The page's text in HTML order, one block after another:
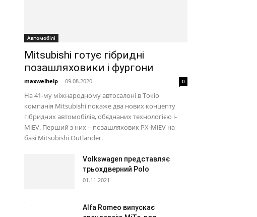
Автомобілі
Mitsubishi готує гібридні
позашляховики і фургони
maxwelhelp - 09.08.2020 0
На 41-му міжнародному автосалоні в Токіо
компанія Mitsubishi покаже два нових концепту
гібридних автомобілів, обєднаних технологією i-
MiEV. Перший з них – позашляховик PX-MiEV на
базі Mitsubishi Outlander.
Volkswagen представляє
трьохдверний Polo
01.11.2021
Alfa Romeo випускає